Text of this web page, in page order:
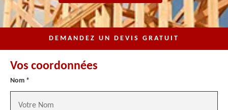
DEMANDEZ UN DEVIS GRATUIT
Vos coordonnées
Nom *